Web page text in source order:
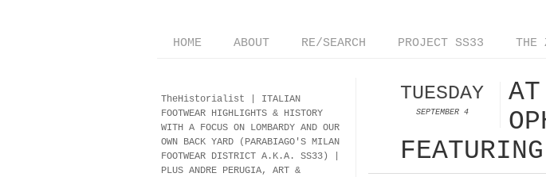
HOME ABOUT RE/SEARCH PROJECT SS33 THE
TUESDAY
SEPTEMBER 4
TheHistorialist | ITALIAN
FOOTWEAR HIGHLIGHTS & HISTORY
WITH A FOCUS ON LOMBARDY AND OUR
OWN BACK YARD (PARABIAGO'S MILAN
FOOTWEAR DISTRICT A.K.A. SS33)
PLUS ANDRE PERUGIA, ART &